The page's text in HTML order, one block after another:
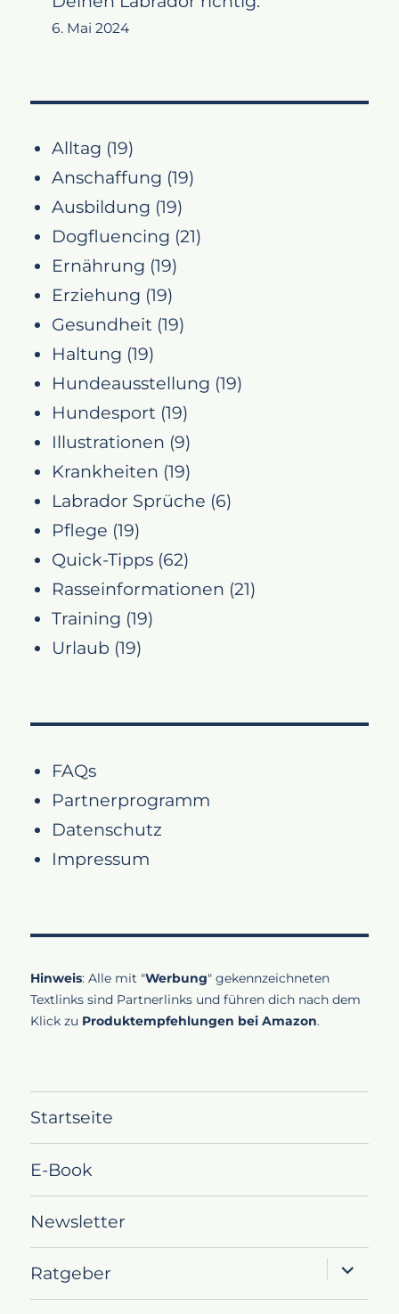
6. Mai 2024
Alltag (19)
Anschaffung (19)
Ausbildung (19)
Dogfluencing (21)
Ernährung (19)
Erziehung (19)
Gesundheit (19)
Haltung (19)
Hundeausstellung (19)
Hundesport (19)
Illustrationen (9)
Krankheiten (19)
Labrador Sprüche (6)
Pflege (19)
Quick-Tipps (62)
Rasseinformationen (21)
Training (19)
Urlaub (19)
FAQs
Partnerprogramm
Datenschutz
Impressum
Hinweis: Alle mit "Werbung" gekennzeichneten
Textlinks sind Partnerlinks und führen dich nach dem
Klick zu Produktempfehlungen bei Amazon.
Startseite
E-Book
Newsletter
Ratgeber
öffnen